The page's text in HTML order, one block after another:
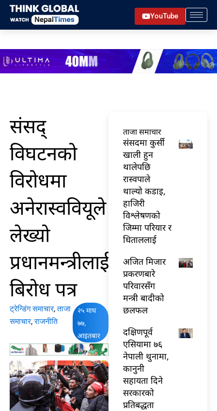
Skip
content
YouTube
संसद्
विघटनको
विरोधमा
अनेरास्ववियूले
लेख्यो
प्रधानमन्त्रीलाई
बिरोध पत्र
ट्रेन्डिंग समाचार,ताजा
समाचार,राजनीति
२५ माघ
७७,
आइतबार
ताजा समाचार
संसदमा कुर्सी
खाली हुन
थालेपछि
रास्वपाले
थाल्यो कडाइ,
हाजिरी
विश्लेषणको
जिम्मा परियार र
धिताललाई
अजित मिजार
प्रकरणबारे
परिवारसँग
मन्त्री बादीको
छलफल
दक्षिणपूर्व
एसियामा ७६
नेपाली थुनामा,
कानुनी
सहायता दिने
सरकारको
प्रतिबद्धता